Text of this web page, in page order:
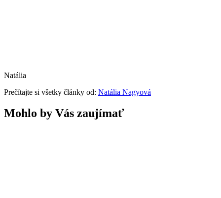
Natália
Prečítajte si všetky články od: Natália Nagyová
Mohlo by Vás zaujímať